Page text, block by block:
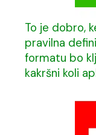
To je dobro,
pravilna
formatu bo
kakršni koli